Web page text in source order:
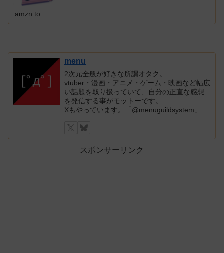
amzn.to
menu
2次元全般が好きな所謂オタク。
vtuber・漫画・アニメ・ゲーム・映画など幅広
い話題を取り扱っていて、自分の正直な感想
を発信する事がモットーです。
Xもやっています。「@menuguildsystem」
スポンサーリンク